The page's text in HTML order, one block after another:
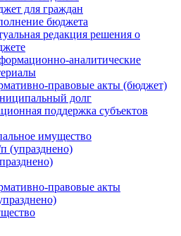
для граждан
бюджета
редакция решения о
аналитические
правовые акты (бюджет)
долг
поддержка субъектов
имущество
(упразднено)
правовые акты